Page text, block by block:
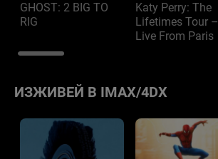
GHOST: 2 BIG TO
RIG
Katy Perry: The
Lifetimes Tour –
Live From Paris
ИЗЖИВЕЙ В IMAX/4DX